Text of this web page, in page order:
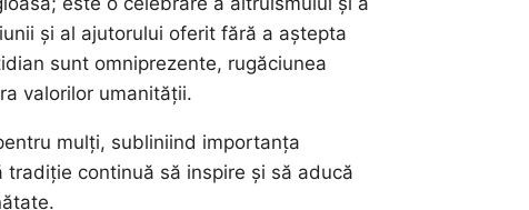
și al ajutorului oferit fără a aștepta
sunt omniprezente, rugăciunea
valorilor umanității.
mulți, subliniind importanța
continuă să inspire și să aducă